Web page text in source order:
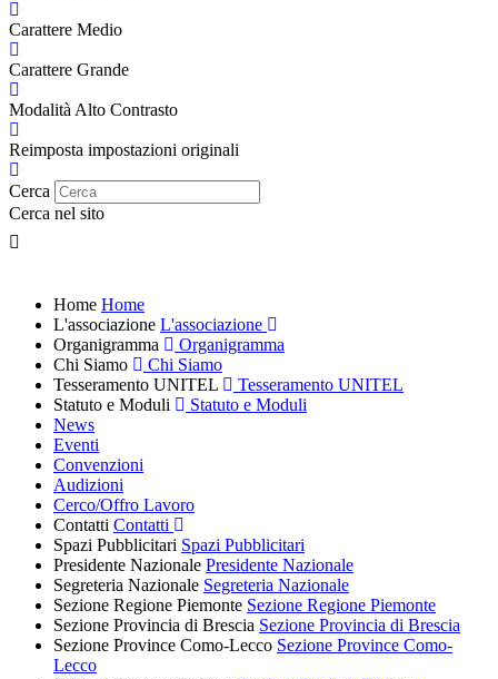
Carattere Medio
Carattere Grande
Modalità Alto Contrasto
Reimposta impostazioni originali
Cerca
Cerca nel sito
Home Home
L'associazione L'associazione
Organigramma
Organigramma
Chi Siamo
Chi Siamo
Tesseramento UNITEL
Tesseramento UNITEL
Statuto e Moduli
Statuto e Moduli
News
Eventi
Convenzioni
Audizioni
Cerco/Offro Lavoro
Contatti Contatti
Spazi Pubblicitari Spazi Pubblicitari
Presidente Nazionale Presidente Nazionale
Segreteria Nazionale Segreteria Nazionale
Sezione Regione Piemonte Sezione Regione Piemonte
Sezione Provincia di Brescia Sezione Provincia di Brescia
Sezione Province Como-Lecco Sezione Province Como-
Lecco